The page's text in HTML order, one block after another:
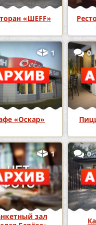
«ШЕFF»
1
«Оскар»
0
1
зал
0